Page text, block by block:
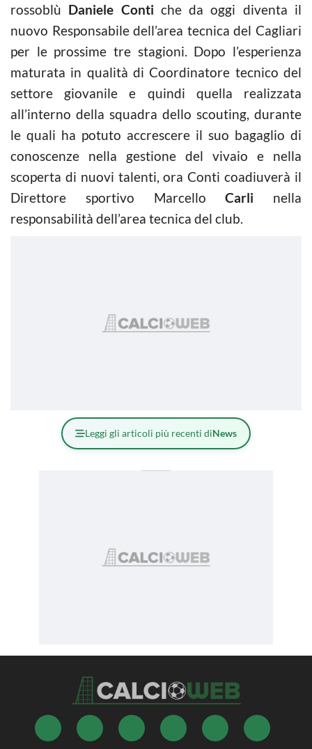
rossoblù Daniele Conti che da oggi diventa il
nuovo Responsabile dell’area tecnica del Cagliari
per le prossime tre stagioni. Dopo l’esperienza
maturata in qualità di Coordinatore tecnico del
settore giovanile e quindi quella realizzata
all’interno della squadra dello scouting, durante
le quali ha potuto accrescere il suo bagaglio di
conoscenze nella gestione del vivaio e nella
scoperta di nuovi talenti, ora Conti coadiuverà il
Direttore sportivo MarcelloCarli nella
responsabilità dell’area tecnica del club.
Leggi gli articoli più recenti diNews